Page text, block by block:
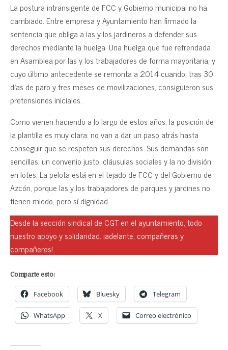
La postura intransigente de FCC y Gobierno municipal no ha
cambiado. Entre empresa y Ayuntamiento han firmado la
sentencia que obliga a las y los jardineros a defender sus
derechos mediante la huelga. Una huelga que fue refrendada
en Asamblea por las y los trabajadores de forma mayoritaria, y
cuyo último antecedente se remonta a 2014 cuando, tras 30
días de paro y tres meses de movilizaciones, consiguieron sus
pretensiones iniciales.
Como vienen haciendo a lo largo de estos años, la posición de
la plantilla es muy clara: no van a dar un paso atrás hasta
conseguir que se respeten sus derechos. Sus demandas son
sencillas: un convenio justo, cláusulas sociales y la no división
en lotes. La pelota está en el tejado de FCC y del Gobierno de
Azcón, porque las y los trabajadores de parques y jardines no
tienen miedo, pero sí dignidad.
Desde la sección sindical de CGT en el ayuntamiento, todo
nuestro apoyo y solidaridad. ¡adelante, compañeras y
compañeros!
Comparte esto:
Facebook Bluesky Telegram
WhatsApp X Correo electrónico